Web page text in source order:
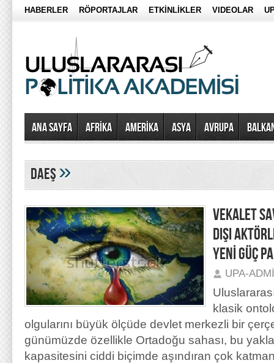
HABERLER RÖPORTAJLAR ETKİNLİKLER VIDEOLAR
Ana Sayfa AFRİKA AMERİKA ASYA AVRUPA
daeş»
VEKALET
DIŞI
YENİ GÜÇ
UPA-
klasik
olgularını büyük ölçüde devlet merkezli bir
günümüzde özellikle Ortadoğu sahası, bu
kapasitesini ciddi biçimde aşındıran çok